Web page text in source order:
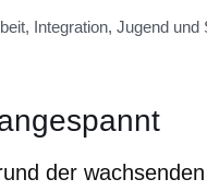
Integration, Jugend und
der